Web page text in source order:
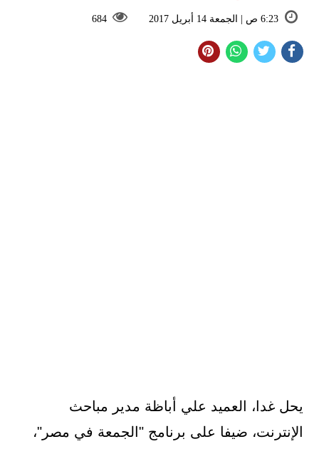
6:23 ص | الجمعة 14 أبريل 2017 684
يحل غدا، العميد علي أباظة مدير مباحث
الإنترنت، ضيفا على برنامج "الجمعة في مصر"،